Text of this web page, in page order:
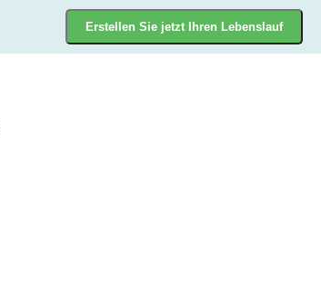
Erstellen Sie jetzt Ihren Lebenslauf